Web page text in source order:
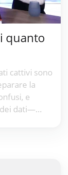
cattivi sono
la
e
dati—